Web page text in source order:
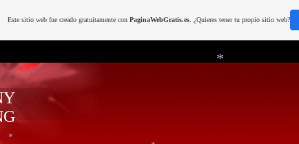
Este sitio web fue creado gratuitamente con PaginaWebGratis.es. ¿Quieres tener tu propio sitio web?